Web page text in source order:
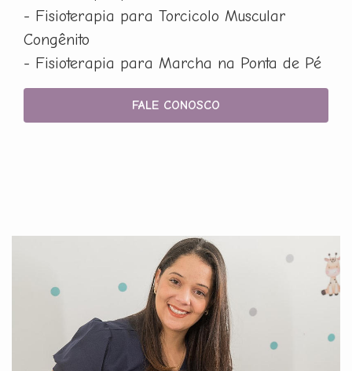
- Fisioterapia para Torcicolo Muscular
Congênito
- Fisioterapia para Marcha na Ponta de Pé
FALE CONOSCO